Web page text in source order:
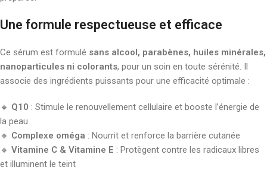
Une formule respectueuse et efficace
Ce sérum est formulé sans alcool, parabènes, huiles minérales,
nanoparticules ni colorants, pour un soin en toute sérénité. Il
associe des ingrédients puissants pour une efficacité optimale :
🔸 Q10 : Stimule le renouvellement cellulaire et booste l’énergie de
la peau
🔸 Complexe oméga : Nourrit et renforce la barrière cutanée
🔸 Vitamine C & Vitamine E : Protègent contre les radicaux libres
et illuminent le teint